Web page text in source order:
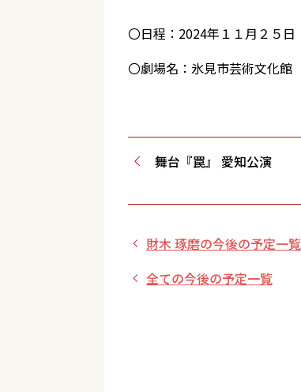
〇日程：2024年１１月２５日
〇劇場名：氷見市芸術文化館
舞台『罠』 愛知公演
財木 琢磨の今後の予定一覧
全ての今後の予定一覧